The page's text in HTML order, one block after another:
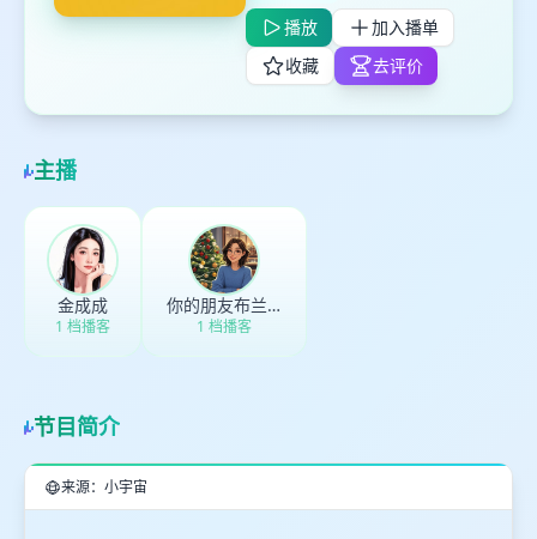
播放
加入播单
收藏
去评价
主播
金成成
1 档播客
你的朋友布兰迪
1 档播客
节目简介
来源：小宇宙